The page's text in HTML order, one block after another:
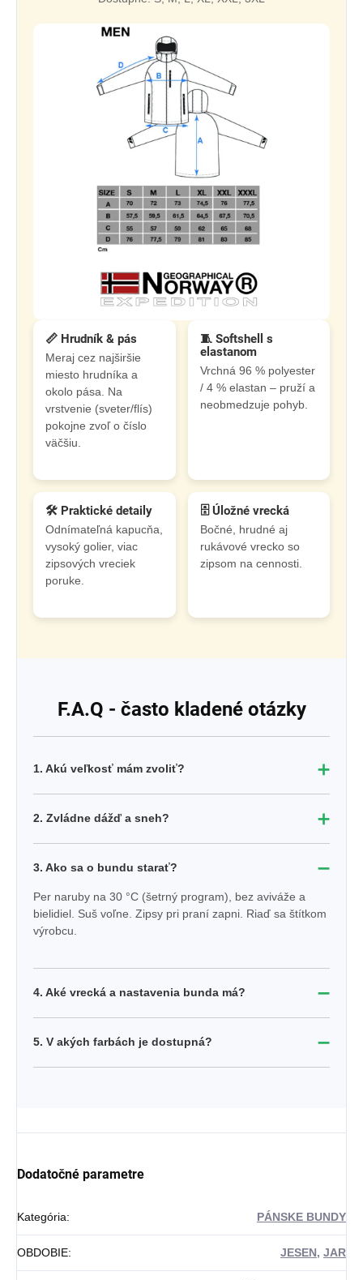
📏 Hrudník & pás
Meraj cez najširšie
miesto hrudníka a
okolo pása. Na
vrstvenie (sveter/flís)
pokojne zvoľ o číslo
väčšiu.
🧵 Softshell s
elastanom
Vrchná 96 % polyester
/ 4 % elastan – pruží a
neobmedzuje pohyb.
🛠️ Praktické detaily
Odnímateľná kapucňa,
vysoký golier, viac
zipsových vreciek
poruke.
🗄️ Úložné vrecká
Bočné, hrudné aj
rukávové vrecko so
zipsom na cennosti.
F.A.Q - často kladené otázky
1. Akú veľkosť mám zvoliť? ➕
2. Zvládne dážď a sneh? ➕
3. Ako sa o bundu starať? ➖
Per naruby na 30 °C (šetrný program), bez aviváže a
bielidiel. Suš voľne. Zipsy pri praní zapni. Riaď sa štítkom
výrobcu.
4. Aké vrecká a nastavenia bunda má? ➖
5. V akých farbách je dostupná? ➖
Dodatočné parametre
Kategória: PÁNSKE BUNDY
OBDOBIE: JESEN, JAR